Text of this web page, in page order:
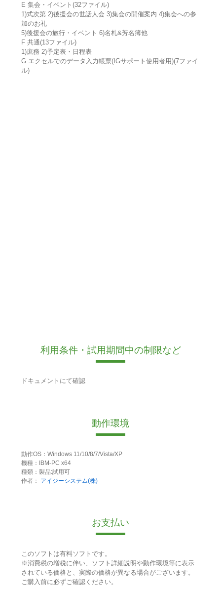
E 集会・イベント(32ファイル)
1)式次第 2)後援会の世話人会 3)集会の開催案内 4)集会への参
加のお礼
5)後援会の旅行・イベント 6)名札&芳名簿他
F 共通(13ファイル)
1)庶務 2)予定表・日程表
G エクセルでのデータ入力帳票(IGサポート使用者用)(7ファイ
ル)
利用条件・試用期間中の制限など
ドキュメントにて確認
動作環境
動作OS：Windows 11/10/8/7/Vista/XP
機種：IBM-PC x64
種類：製品:試用可
作者：
アイジーシステム(株)
お支払い
このソフトは有料ソフトです。
※消費税の増税に伴い、ソフト詳細説明や動作環境等に表示
されている価格と、実際の価格が異なる場合がございます。
ご購入前に必ずご確認ください。